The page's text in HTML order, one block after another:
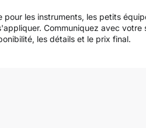
les instruments, les petits
Communiquez avec votre
les détails et le prix final.